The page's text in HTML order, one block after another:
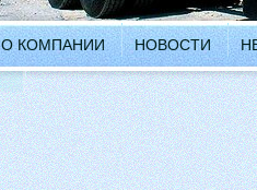
О КОМПАНИИ НОВОСТИ